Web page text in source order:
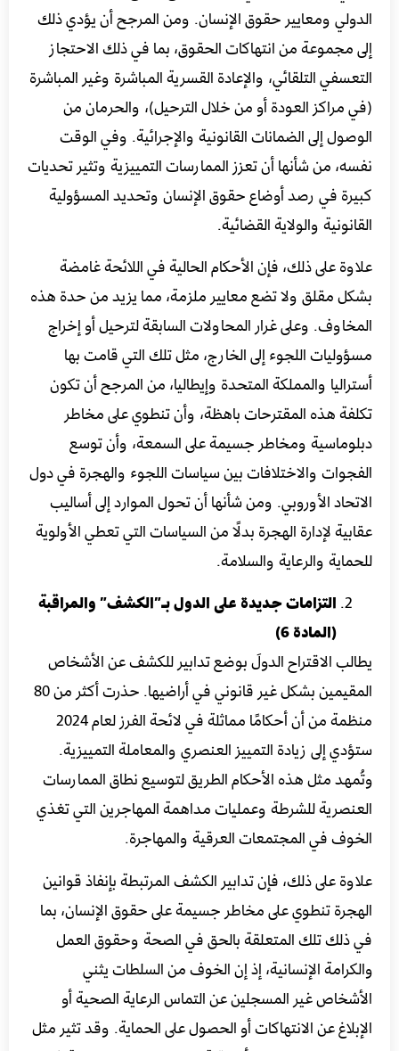
الدولي ومعايير حقوق الإنسان. ومن المرجح أن يؤدي ذلك
إلى مجموعة من انتهاكات الحقوق، بما في ذلك الاحتجاز
التعسفي التلقائي، والإعادة القسرية المباشرة وغير المباشرة
(في مراكز العودة أو من خلال الترحيل)، والحرمان من
الوصول إلى الضمانات القانونية والإجرائية. وفي الوقت
نفسه، من شأنها أن تعزز الممارسات التمييزية وتثير تحديات
كبيرة في رصد أوضاع حقوق الإنسان وتحديد المسؤولية
القانونية والولاية القضائية.
علاوة على ذلك، فإن الأحكام الحالية في اللائحة غامضة
بشكل مقلق ولا تضع معايير ملزمة، مما يزيد من حدة هذه
المخاوف. وعلى غرار المحاولات السابقة لترحيل أو إخراج
مسؤوليات اللجوء إلى الخارج، مثل تلك التي قامت بها
أستراليا والمملكة المتحدة وإيطاليا، من المرجح أن تكون
تكلفة هذه المقترحات باهظة، وأن تنطوي على مخاطر
دبلوماسية ومخاطر جسيمة على السمعة، وأن توسع
الفجوات والاختلافات بين سياسات اللجوء والهجرة في دول
الاتحاد الأوروبي. ومن شأنها أن تحول الموارد إلى أساليب
عقابية لإدارة الهجرة بدلًا من السياسات التي تعطي الأولوية
للحماية والرعاية والسلامة.
التزامات جديدة على الدول بـ”الكشف” والمراقبة
(المادة 6)
يطالب الاقتراح الدولَ بوضع تدابير للكشف عن الأشخاص
المقيمين بشكل غير قانوني في أراضيها. حذرت أكثر من 80
منظمة من أن أحكامًا مماثلة في لائحة الفرز لعام 2024
ستؤدي إلى زيادة التمييز العنصري والمعاملة التمييزية.
وتُمهد مثل هذه الأحكام الطريق لتوسيع نطاق الممارسات
العنصرية للشرطة وعمليات مداهمة المهاجرين التي تغذي
الخوف في المجتمعات العرقية والمهاجرة.
علاوة على ذلك، فإن تدابير الكشف المرتبطة بإنفاذ قوانين
الهجرة تنطوي على مخاطر جسيمة على حقوق الإنسان، بما
في ذلك تلك المتعلقة بالحق في الصحة وحقوق العمل
والكرامة الإنسانية، إذ إن الخوف من السلطات يثني
الأشخاص غير المسجلين عن التماس الرعاية الصحية أو
الإبلاغ عن الانتهاكات أو الحصول على الحماية. وقد تثير مثل